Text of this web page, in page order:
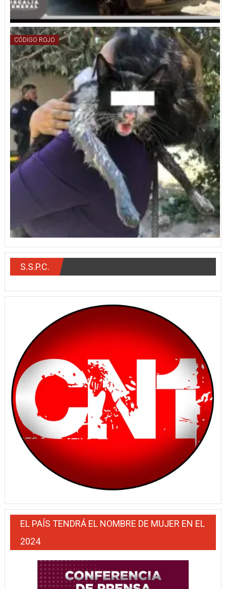
CÓDIGO ROJO
S.S.P.C.
EL PAÍS TENDRÁ EL NOMBRE DE MUJER EN EL
2024